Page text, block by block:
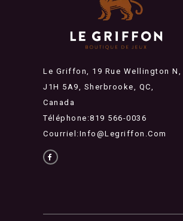
Le Griffon, 19 Rue Wellington N,
J1H 5A9, Sherbrooke, QC,
Canada
Téléphone:819 566-0036
Courriel:Info@legriffon.com